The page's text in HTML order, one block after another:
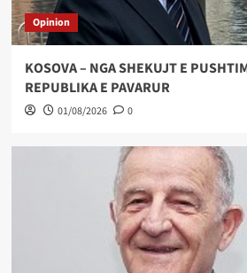
Opinion
KOSOVA – NGA SHEKUJT E
REPUBLIKA E PAVARUR
01/08/2026 0